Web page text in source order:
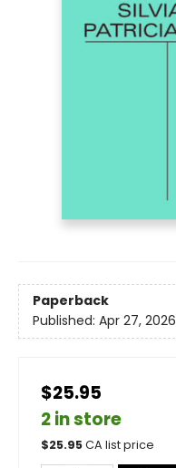
Paperback
Published: Apr 27, 2026
$25.95
2 in store
$25.95CA list price